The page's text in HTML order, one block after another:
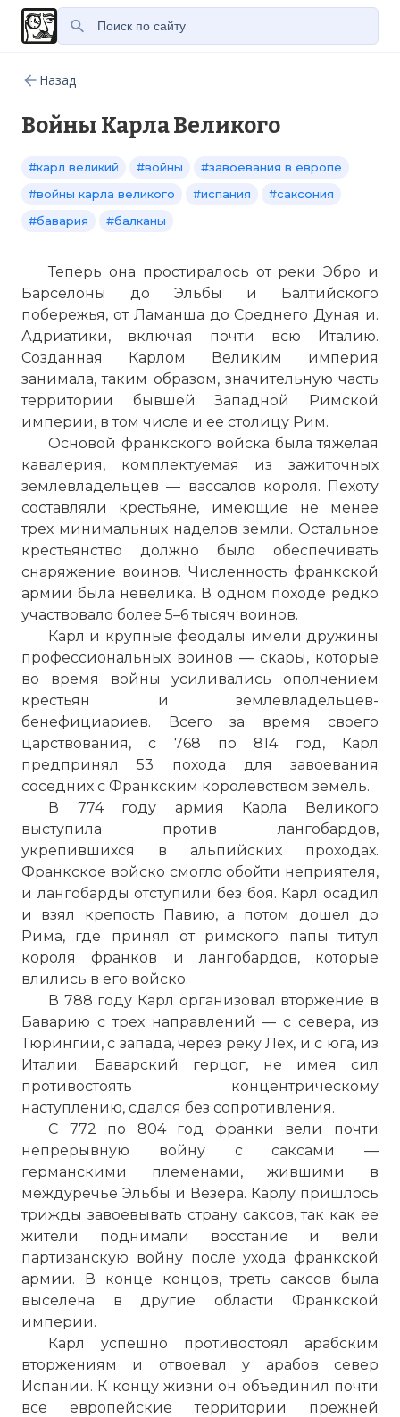
Назад
Войны Карла Великого
#карл великий #войны
#завоевания в европе
#войны карла великого
#испания
#саксония
#бавария
#балканы
Теперь она простиралось от реки Эбро и
Барселоны до Эльбы и Балтийского
побережья, от Ламанша до Среднего Дуная и.
Адриатики, включая почти всю Италию.
Созданная Карлом Великим империя
занимала, таким образом, значительную часть
территории бывшей Западной Римской
империи, в том числе и ее столицу Рим.
Основой франкского войска была тяжелая
кавалерия, комплектуемая из зажиточных
землевладельцев — вассалов короля. Пехоту
составляли крестьяне, имеющие не менее
трех минимальных наделов земли. Остальное
крестьянство должно было обеспечивать
снаряжение воинов. Численность франкской
армии была невелика. В одном походе редко
участвовало более 5–6 тысяч воинов.
Карл и крупные феодалы имели дружины
профессиональных воинов — скары, которые
во время войны усиливались ополчением
крестьян и землевладельцев-
бенефициариев. Всего за время своего
царствования, с 768 по 814 год, Карл
предпринял 53 похода для завоевания
соседних с Франкским королевством земель.
В 774 году армия Карла Великого
выступила против лангобардов,
укрепившихся в альпийских проходах.
Франкское войско смогло обойти неприятеля,
и лангобарды отступили без боя. Карл осадил
и взял крепость Павию, а потом дошел до
Рима, где принял от римского папы титул
короля франков и лангобардов, которые
влились в его войско.
В 788 году Карл организовал вторжение в
Баварию с трех направлений — с севера, из
Тюрингии, с запада, через реку Лех, и с юга, из
Италии. Баварский герцог, не имея сил
противостоять концентрическому
наступлению, сдался без сопротивления.
С 772 по 804 год франки вели почти
непрерывную войну с саксами —
германскими племенами, жившими в
междуречье Эльбы и Везера. Карлу пришлось
трижды завоевывать страну саксов, так как ее
жители поднимали восстание и вели
партизанскую войну после ухода франкской
армии. В конце концов, треть саксов была
выселена в другие области Франкской
империи.
Карл успешно противостоял арабским
вторжениям и отвоевал у арабов север
Испании. К концу жизни он объединил почти
все европейские территории прежней